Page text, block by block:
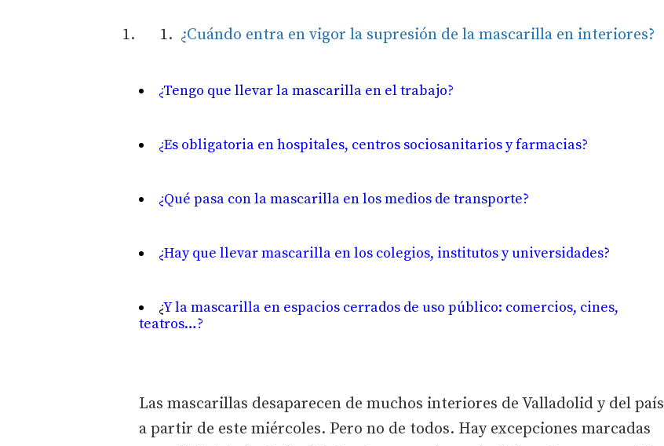
¿Cuándo entra en vigor la supresión de la mascarilla en interiores?
¿Tengo que llevar la mascarilla en el trabajo?
¿Es obligatoria en hospitales, centros sociosanitarios y farmacias?
¿Qué pasa con la mascarilla en los medios de transporte?
¿Hay que llevar mascarilla en los colegios, institutos y universidades?
¿Y la mascarilla en espacios cerrados de uso público: comercios, cines,
teatros…?
Las mascarillas desaparecen de muchos interiores de Valladolid y del país
a partir de este miércoles. Pero no de todos. Hay excepciones marcadas